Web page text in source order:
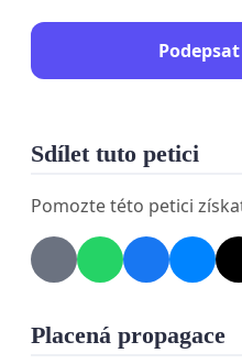
Sdílet tuto petici
Pomozte této petici
Placená propagace